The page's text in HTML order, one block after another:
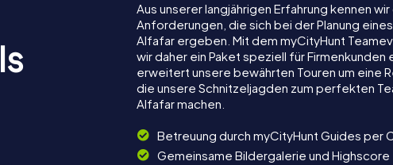
Aus unserer langjährigen Erfahrung kennen
Anforderungen, die sich bei der Planung
Alfafar ergeben. Mit dem myCityHunt
wir daher ein Paket speziell für
erweitert unsere bewährten Touren um eine
die unsere Schnitzeljagden zum perfekten
Alfafar machen.
Betreuung durch myCityHunt Guides per
Gemeinsame Bildergalerie und Highscore